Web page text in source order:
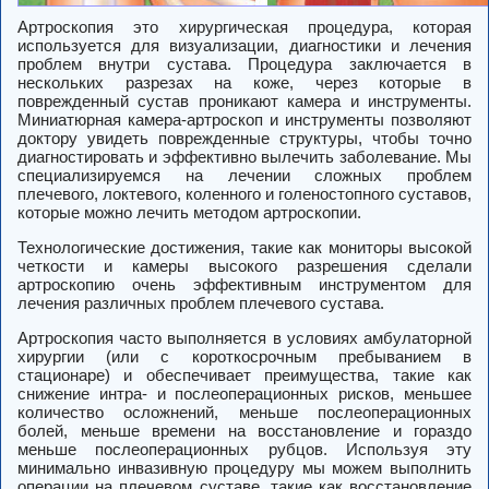
Артроскопия это хирургическая процедура, которая
используется для визуализации, диагностики и лечения
проблем внутри сустава. Процедура заключается в
нескольких разрезах на коже, через которые в
поврежденный сустав проникают камера и инструменты.
Миниатюрная камера-артроскоп и инструменты позволяют
доктору увидеть поврежденные структуры, чтобы точно
диагностировать и эффективно вылечить заболевание. Мы
специализируемся на лечении сложных проблем
плечевого, локтевого, коленного и голеностопного суставов,
которые можно лечить методом артроскопии.
Технологические достижения, такие как мониторы высокой
четкости и камеры высокого разрешения сделали
артроскопию очень эффективным инструментом для
лечения различных проблем плечевого сустава.
Артроскопия часто выполняется в условиях амбулаторной
хирургии (или с короткосрочным пребыванием в
стационаре) и обеспечивает преимущества, такие как
снижение интра- и послеоперационных рисков, меньшее
количество осложнений, меньше послеоперационных
болей, меньше времени на восстановление и гораздо
меньше послеоперационных рубцов. Используя эту
минимально инвазивную процедуру мы можем выполнить